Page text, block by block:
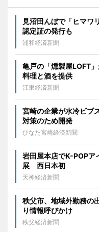
見沼田んぼで「ヒマ
認定証の発行も
浦和経済新聞
亀戸の「燻製屋LOFT
料理と酒を提供
江東経済新聞
宮崎の企業が水冷ビ
対策のため開発
ひなた宮崎経済新聞
岩田屋本店でK-POPア
展 西日本初
天神経済新聞
秩父市、地域外勤務の
り情報呼びかけ
秩父経済新聞